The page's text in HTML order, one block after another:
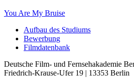
You Are My Bruise
Auf­bau des Stu­di­ums
Bewer­bung
Film­da­ten­bank
Deutsche Film- und Fernseh­akademie
Friedrich-Krause-Ufer 19 | 13353 Berlin